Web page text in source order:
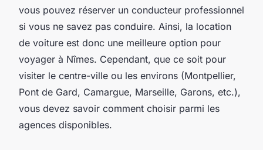
vous pouvez réserver un conducteur professionnel
si vous ne savez pas conduire. Ainsi, la location
de voiture est donc une meilleure option pour
voyager à Nîmes. Cependant, que ce soit pour
visiter le centre-ville ou les environs (Montpellier,
Pont de Gard, Camargue, Marseille, Garons, etc.),
vous devez savoir comment choisir parmi les
agences disponibles.